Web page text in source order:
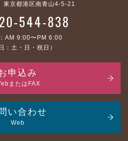
京都港区南青山4-5-21
544-838
AM 9:00〜PM 6:00
：土・日・祝日）
申込み
またはFAX
い合わせ
Web